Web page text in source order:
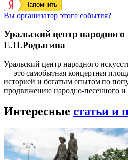
Напомнить
Вы организатор этого события?
Уральский центр народного
Е.П.Родыгина
Уральский центр народного
— это самобытная концертная
историей и богатым опытом по
продвижению народно-песенного и
Интересные статьи и